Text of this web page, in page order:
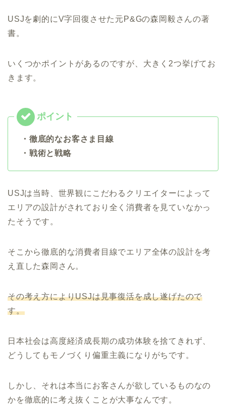
USJを劇的にV字回復させた元P&Gの森岡毅さんの著
書。
いくつかポイントがあるのですが、大きく2つ挙げてお
きます。
・徹底的なお客さま目線
・戦術と戦略
USJは当時、世界観にこだわるクリエイターによって
エリアの設計がされており全く消費者を見ていなかっ
たそうです。
そこから徹底的な消費者目線でエリア全体の設計を考
え直した森岡さん。
その考え方によりUSJは見事復活を成し遂げたので
す。
日本社会は高度経済成長期の成功体験を捨てきれず、
どうしてもモノづくり偏重主義になりがちです。
しかし、それは本当にお客さんが欲しているものなの
かを徹底的に考え抜くことが大事なんです。